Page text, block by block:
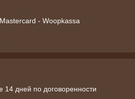
- Woopkassa
14 дней по договоренности